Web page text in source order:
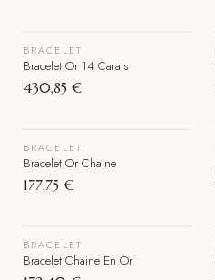
BRACELET
Bracelet Or 14 Carats
430,85 €
Épuisé
BRACELET
Bracelet Or Chaine
177,75 €
BRACELET
Bracelet Chaine En Or